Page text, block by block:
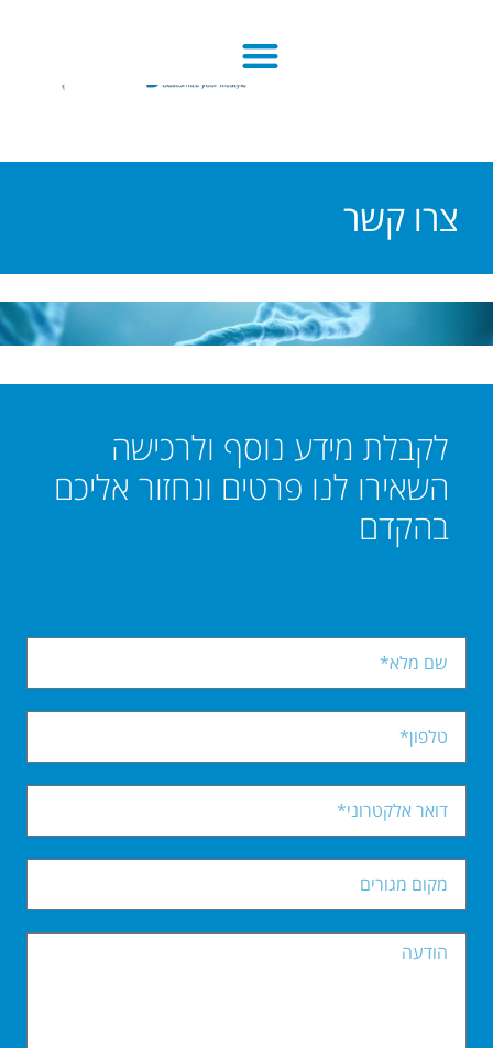
צרו קשר
לקבלת מידע נוסף ולרכישה
השאירו לנו פרטים ונחזור אליכם
בהקדם